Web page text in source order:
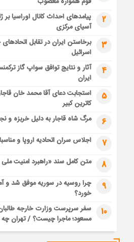
2
پیامدهای احداث کانال اوراسیا بر
آسیای مرکزی
3
برخاستن ایران در تقابل
اسرائیل
4
آثار و نتایج توافق سواپ گاز
ایران
5
استجابت دعای آقا محمد خان
کاترین کبیر
6 مرگ شاه قاجار به دلیل خربزه و
7 اجلاس سران اتحادیه اروپا و
8 متن کامل سند «راهبرد امنیت ملی
9
چرا روسیه در سوریه موفق شد و
خورد؟
10
سفر سرپرست وزارت خارجه طالبان
مسعود؛ ماجرا چیست؟ / تهران